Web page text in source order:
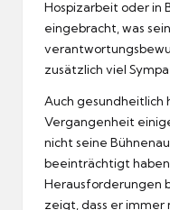
Hospizarbeit oder in
eingebracht, was
zusätzlich viel
Auch gesundheitlich
Vergangenheit
nicht seine
beeinträchtigt
Herausforderungen
zeigt, dass er